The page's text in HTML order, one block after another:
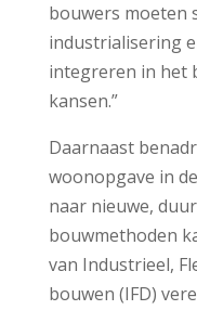
bouwers moeten
industrialisering
integreren in het
kansen.”
Daarnaast
woonopgave in
naar nieuwe,
bouwmethoden
van Industrieel,
bouwen (IFD)